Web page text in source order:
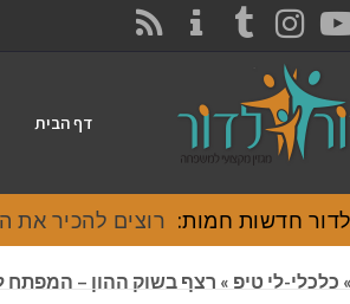
YOUTUBE
INSTAGRAM
TUMBLR
דף הבית
חדשות חמות: רוצים להכיר את
» כלכלי-לי טיפ » רצף בשוק ההון –